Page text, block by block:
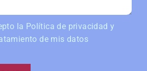
la Política de privacidad y
de mis datos